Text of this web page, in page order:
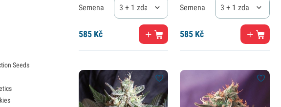
Semena 3 + 1 zdarma
585 Kč
Semena 3 + 1 zdarma
585 Kč
Cake
Express
Seeds